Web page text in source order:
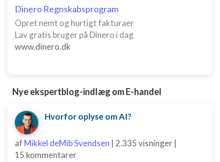
Dinero Regnskabsprogram
Opret nemt og hurtigt fakturaer
Lav gratis bruger på Dinero i dag
www.dinero.dk
Nye ekspertblog-indlæg om E-handel
Hvorfor oplyse om AI?
af Mikkel deMib Svendsen | 2.335 visninger |
15 kommentarer
Forstå målgrupper gennem statistikker eller
kombinationer af oplysninger fra forskellige
kilder
indhold
Bruge præcise geografiske
placeringsoplysninger
Identificere enheder baseret på aktivt
anmodede oplysninger